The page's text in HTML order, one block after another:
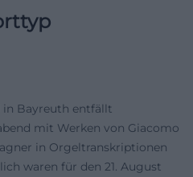
in Bayreuth entfällt
mit Werken von Giacomo
in Orgeltranskriptionen
waren für den 21. August